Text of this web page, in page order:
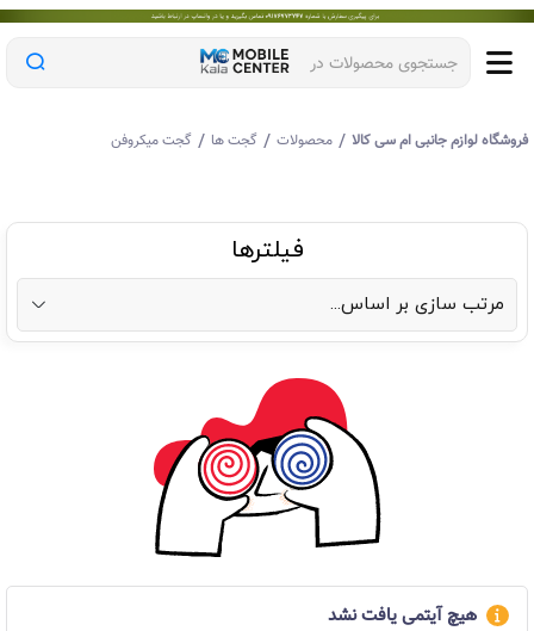
جستجوی محصولات در
لوازم جانبی ام سی کالا / محصولات / گجت ها / گجت میکروفن
فیلترها
هیچ آیتمی یافت نشد